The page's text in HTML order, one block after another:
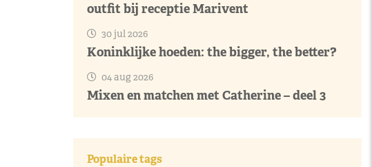
outfit bij receptie Marivent
30 jul 2026
Koninklijke hoeden: the bigger, the better?
04 aug 2026
Mixen en matchen met Catherine – deel 3
Populaire tags